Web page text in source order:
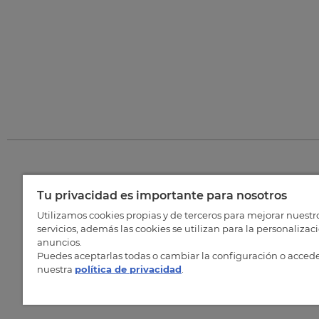
Tu privacidad es importante para nosotros
Utilizamos cookies propias y de terceros para mejorar
servicios, además las cookies se utilizan para la
anuncios.
Puedes aceptarlas todas o cambiar la configuración o
nuestra política de privacidad